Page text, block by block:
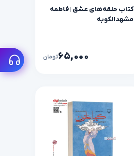
کتاب حلقه‌های عشق | فاطمه
مشهدالکوبه
۶۵,۰۰۰تومان